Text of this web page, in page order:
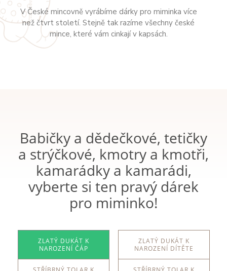
V České mincovně vyrábíme dárky pro miminka více
než čtvrt století. Stejně tak razíme všechny české
mince, které vám cinkají v kapsách.
Babičky a dědečkové, tetičky
a strýčkové, kmotry a kmotři,
kamarádky a kamarádi,
vyberte si ten pravý dárek
pro miminko!
ZLATÝ DUKÁT K
NAROZENÍ ČÁP
ZLATÝ DUKÁT K
NAROZENÍ DÍTĚTE